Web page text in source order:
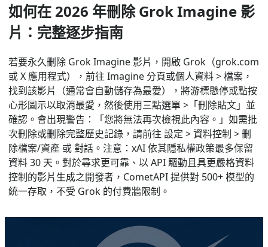
如何在 2026 年刪除 Grok Imagine 影
片：完整逐步指南
若要永久刪除 Grok Imagine 影片，開啟 Grok（grok.com
或 X 應用程式），前往 Imagine 分頁或個人資料 > 檔案，
找到該影片（通常會自動儲存為最愛），將游標懸停或點按
心形圖示以取消最愛，然後使用三點選單 >「刪除貼文」並
確認。會出現警告：「您將無法再次檢視此內容。」如需批
次刪除或刪除完整歷史記錄，請前往 設定 > 資料控制 > 刪
除檔案/資產 或 對話。注意：xAI 依其隱私權政策最多保留
資料 30 天。對於尋求更可靠、以 API 驅動且具更嚴格資料
控制的影片生成之開發者，CometAPI 提供對 500+ 模型的
統一存取，不受 Grok 的付費牆限制。